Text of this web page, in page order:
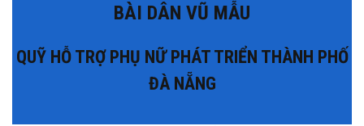
BÀI DÂN VŨ MẪU
QUỸ HỖ TRỢ PHỤ NỮ PHÁT TRIỂN THÀNH PHỐ
ĐÀ NẴNG